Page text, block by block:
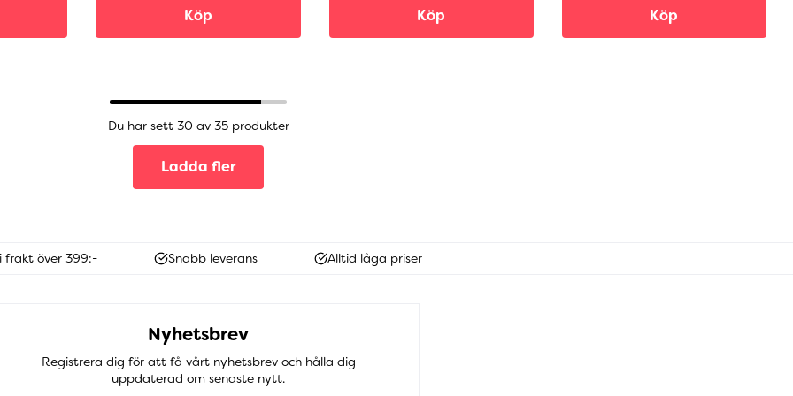
Köp Köp Köp
Du har sett 30 av 35 produkter
Ladda fler
frakt över 399:- Snabb leverans Alltid låga priser
Nyhetsbrev
Registrera dig för att få vårt nyhetsbrev och hålla dig
uppdaterad om senaste nytt.